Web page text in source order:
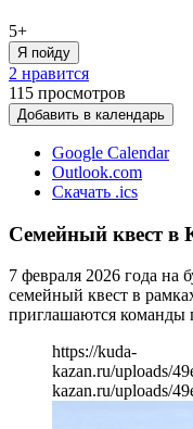
5+
Я пойду
2 нравится
115 просмотров
Добавить в календарь
Google Calendar
Outlook.com
Скачать .ics
Семейный квест в
7 февраля 2026 года на
семейный квест в
приглашаются команды
https://kuda-
kazan.ru/uploads/
kazan.ru/uploads/